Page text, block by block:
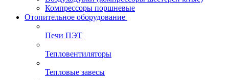
Компрессоры поршневые
Отопительное оборудование
Печи ПЭТ
Тепловентиляторы
Тепловые завесы